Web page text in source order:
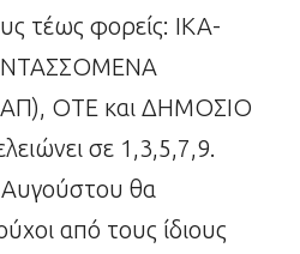
τέως φορείς: ΙΚΑ-
ΟΤΕ και ΔΗΜΟΣΙΟ
σε 1,3,5,7,9.
Αυγούστου θα
από τους ίδιους